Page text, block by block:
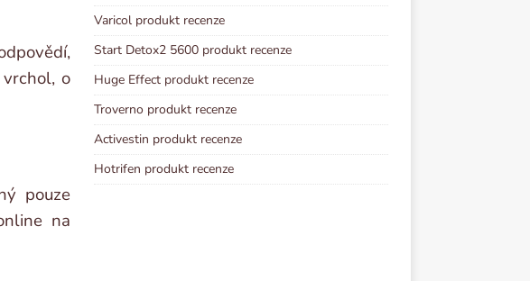
o
pouze
na
Varicol produkt recenze
Start Detox2 5600 produkt recenze
Huge Effect produkt recenze
Troverno produkt recenze
Activestin produkt recenze
Hotrifen produkt recenze